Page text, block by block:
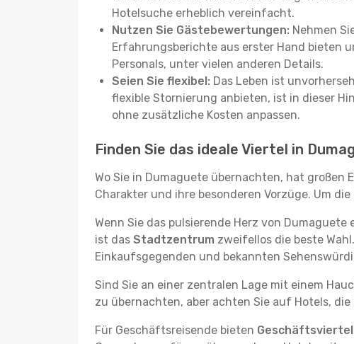
Hotelsuche erheblich vereinfacht.
Nutzen Sie Gästebewertungen: Nehmen
Erfahrungsberichte aus erster Hand bieten
Personals, unter vielen anderen Details.
Seien Sie flexibel: Das Leben ist
flexible Stornierung anbieten, ist in dieser
ohne zusätzliche Kosten anpassen.
Finden Sie das ideale Viertel in
Wo Sie in Dumaguete übernachten, hat
Charakter und ihre besonderen Vorzüge. Um
Wenn Sie das pulsierende Herz von
ist das Stadtzentrum zweifellos die beste
Einkaufsgegenden und bekannten
Sind Sie an einer zentralen Lage mit einem
zu übernachten, aber achten Sie auf Hotels,
Für Geschäftsreisende bieten Geschäftsviertel